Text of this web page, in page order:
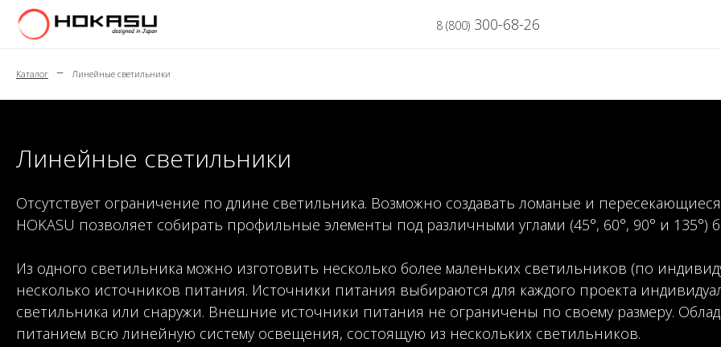
8 (800)300-68-26
Каталог – Линейные светильники
Линейные светильники
Отсутствует ограничение по длине светильника. Возможно создавать ломаные и
HOKASU позволяет собирать профильные элементы под различными углами (45°, 60°, 90° и 135°)
Из одного светильника можно изготовить несколько более маленьких светильников (по
несколько источников питания. Источники питания выбираются для каждого проекта
светильника или снаружи. Внешние источники питания не ограничены по своему размеру.
питанием всю линейную систему освещения, состоящую из нескольких светильников.